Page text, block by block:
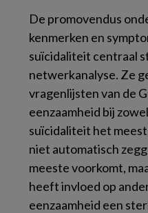
De promovendus
kenmerken en
suïcidaliteit centraal
netwerkanalyse. Ze
vragenlijsten van de
eenzaamheid bij
suïcidaliteit het
niet automatisch
meeste voorkomt,
heeft invloed op
eenzaamheid een